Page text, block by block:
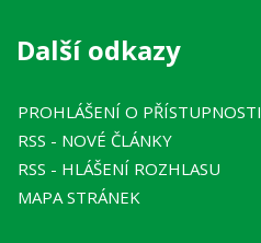
Další odkazy
PROHLÁŠENÍ O PŘÍSTUPNOSTI
RSS - NOVÉ ČLÁNKY
RSS - HLÁŠENÍ ROZHLASU
MAPA STRÁNEK